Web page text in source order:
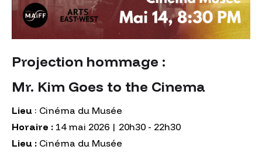
Projection hommage :
‍Mr. Kim Goes to the Cinema
Lieu : Cinéma du Musée
Horaire : 14 mai 2026 | 20h30 - 22h30
Lieu : Cinéma du Musée